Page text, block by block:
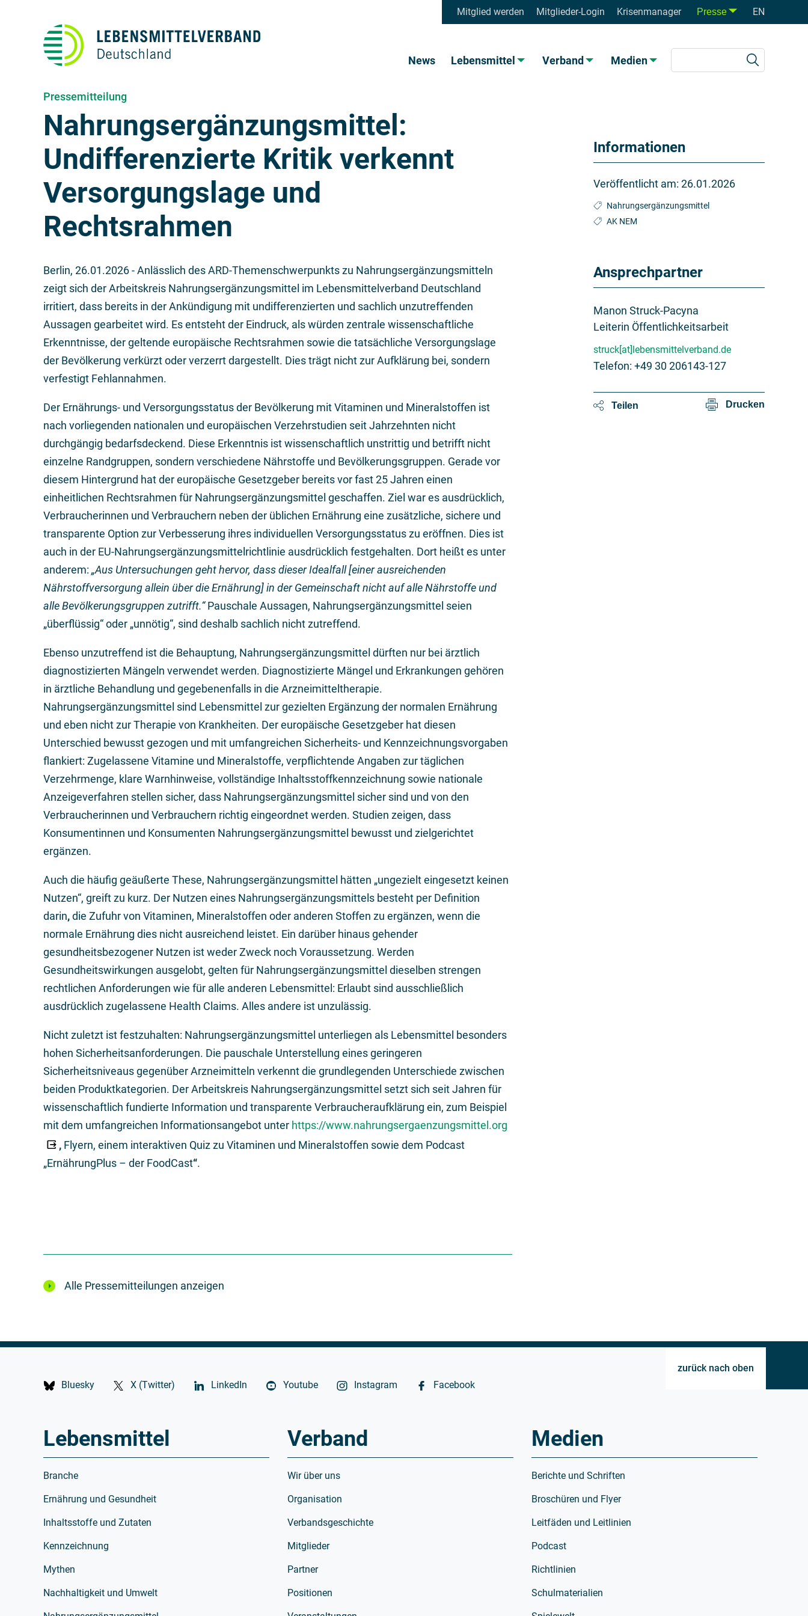
Mitglied werden Mitglieder-Login Krisenmanager Presse EN
News Lebensmittel Verband Medien
Pressemitteilung
Nahrungsergänzungsmittel:
Undifferenzierte Kritik verkennt
Versorgungslage und
Rechtsrahmen
Berlin, 26.01.2026- Anlässlich des ARD-Themenschwerpunkts zu Nahrungsergänzungsmitteln
zeigt sich der Arbeitskreis Nahrungsergänzungsmittel im Lebensmittelverband Deutschland
irritiert, dass bereits in der Ankündigung mit undifferenzierten und sachlich unzutreffenden
Aussagen gearbeitet wird. Es entsteht der Eindruck, als würden zentrale wissenschaftliche
Erkenntnisse, der geltende europäische Rechtsrahmen sowie die tatsächliche Versorgungslage
der Bevölkerung verkürzt oder verzerrt dargestellt. Dies trägt nicht zur Aufklärung bei, sondern
verfestigt Fehlannahmen.
Der Ernährungs- und Versorgungsstatus der Bevölkerung mit Vitaminen und Mineralstoffen ist
nach vorliegenden nationalen und europäischen Verzehrstudien seit Jahrzehnten nicht
durchgängig bedarfsdeckend. Diese Erkenntnis ist wissenschaftlich unstrittig und betrifft nicht
einzelne Randgruppen, sondern verschiedene Nährstoffe und Bevölkerungsgruppen. Gerade vor
diesem Hintergrund hat der europäische Gesetzgeber bereits vor fast 25 Jahren einen
einheitlichen Rechtsrahmen für Nahrungsergänzungsmittel geschaffen. Ziel war es ausdrücklich,
Verbraucherinnen und Verbrauchern neben der üblichen Ernährung eine zusätzliche, sichere und
transparente Option zur Verbesserung ihres individuellen Versorgungsstatus zu eröffnen. Dies ist
auch in der EU-Nahrungsergänzungsmittelrichtlinie ausdrücklich festgehalten. Dort heißt es unter
anderem: „Aus Untersuchungen geht hervor, dass dieser Idealfall [einer ausreichenden
Nährstoffversorgung allein über die Ernährung] in der Gemeinschaft nicht auf alle Nährstoffe und
alle Bevölkerungsgruppen zutrifft.“Pauschale Aussagen, Nahrungsergänzungsmittel seien
„überflüssig“ oder „unnötig“, sind deshalb sachlich nicht zutreffend.
Ebenso unzutreffend ist die Behauptung, Nahrungsergänzungsmittel dürften nur bei ärztlich
diagnostizierten Mängeln verwendet werden. Diagnostizierte Mängel und Erkrankungen gehören
in ärztliche Behandlung und gegebenenfalls in die Arzneimitteltherapie.
Nahrungsergänzungsmittel sind Lebensmittel zur gezielten Ergänzung der normalen Ernährung
und eben nicht zur Therapie von Krankheiten. Der europäische Gesetzgeber hat diesen
Unterschied bewusst gezogen und mit umfangreichen Sicherheits- und Kennzeichnungsvorgaben
flankiert: Zugelassene Vitamine und Mineralstoffe, verpflichtende Angaben zur täglichen
Verzehrmenge, klare Warnhinweise, vollständige Inhaltsstoffkennzeichnung sowie nationale
Anzeigeverfahren stellen sicher, dass Nahrungsergänzungsmittel sicher sind und von den
Verbraucherinnen und Verbrauchern richtig eingeordnet werden. Studien zeigen, dass
Konsumentinnen und Konsumenten Nahrungsergänzungsmittel bewusst und zielgerichtet
ergänzen.
Auch die häufig geäußerte These, Nahrungsergänzungsmittel hätten „ungezielt eingesetzt keinen
Nutzen“, greift zu kurz. Der Nutzen eines Nahrungsergänzungsmittels besteht per Definition
darin,die Zufuhr von Vitaminen, Mineralstoffen oder anderen Stoffen zu ergänzen, wenn die
normale Ernährung dies nicht ausreichend leistet. Ein darüber hinaus gehender
gesundheitsbezogener Nutzen ist weder Zweck noch Voraussetzung. Werden
Gesundheitswirkungen ausgelobt, gelten für Nahrungsergänzungsmittel dieselben strengen
rechtlichen Anforderungen wie für alle anderen Lebensmittel: Erlaubt sind ausschließlich
ausdrücklich zugelassene Health Claims. Alles andere ist unzulässig.
Nicht zuletzt ist festzuhalten: Nahrungsergänzungsmittel unterliegen als Lebensmittel besonders
hohen Sicherheitsanforderungen. Die pauschale Unterstellung eines geringeren
Sicherheitsniveaus gegenüber Arzneimitteln verkennt die grundlegenden Unterschiede zwischen
beiden Produktkategorien. Der Arbeitskreis Nahrungsergänzungsmittel setzt sich seit Jahren für
wissenschaftlich fundierte Information und transparente Verbraucheraufklärung ein, zum Beispiel
mit dem umfangreichen Informationsangebot unter https://www.nahrungsergaenzungsmittel.org
, Flyern, einem interaktiven Quiz zu Vitaminen und Mineralstoffen sowie dem Podcast
„ErnährungPlus – der FoodCast“.
Alle Pressemitteilungen anzeigen
Informationen
Veröffentlicht am: 26.01.2026
Nahrungsergänzungsmittel
AK NEM
Ansprechpartner
Manon Struck-Pacyna
Leiterin Öffentlichkeitsarbeit
struck[at]lebensmittelverband.de
Telefon: +49 30 206143-127
Teilen Drucken
zurück nach oben
Bluesky
X (Twitter) LinkedIn Youtube Instagram Facebook
Lebensmittel
Branche
Ernährung und Gesundheit
Inhaltsstoffe und Zutaten
Kennzeichnung
Mythen
Nachhaltigkeit und Umwelt
Verband
Wir über uns
Organisation
Verbandsgeschichte
Mitglieder
Partner
Positionen
Medien
Berichte und Schriften
Broschüren und Flyer
Leitfäden und Leitlinien
Podcast
Richtlinien
Schulmaterialien